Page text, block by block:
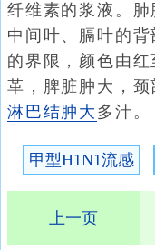
纤维素的浆液。肺
中间叶、膈叶的
的界限，颜色由
革，脾脏肿大，
淋巴结肿大 多汁。
甲型H1N1流感
上一页